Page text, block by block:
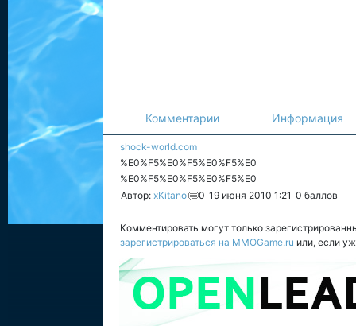
Комментарии Информация
shock-world.com
%E0%F5%E0%F5%E0%F5%E0
%E0%F5%E0%F5%E0%F5%E0
Автор: xKitano 0 19 июня 2010 1:21 0 баллов
Комментировать могут только
зарегистрироваться на MMOGame.ru или, если